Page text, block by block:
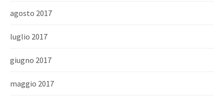
agosto 2017
luglio 2017
giugno 2017
maggio 2017